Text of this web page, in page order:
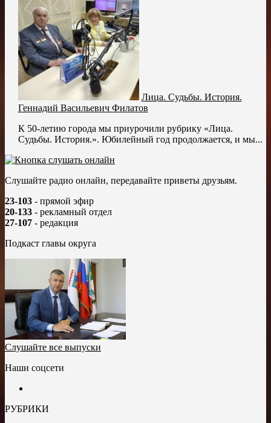
Лица. Судьбы. История.
Геннадий Васильевич Филатов
К 50-летию города мы приурочили рубрику «Лица.
Судьбы. История.». Юбилейный год продолжается, и мы...
Слушайте радио онлайн, передавайте приветы друзьям.
23-103 - прямой эфир
20-133 - рекламный отдел
27-107 - редакция
Подкаст главы округа
Слушайте все выпуски
Наши соцсети
РУБРИКИ